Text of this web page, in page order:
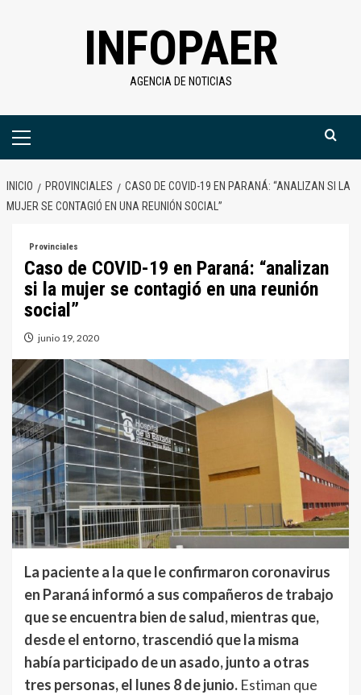
INFOPAER
AGENCIA DE NOTICIAS
Menú
INICIO PROVINCIALES
CASO DE COVID-19 EN PARANÁ: “ANALIZAN SI LA
MUJER SE CONTAGIÓ EN UNA REUNIÓN SOCIAL”
Provinciales
Caso de COVID-19 en Paraná: “analizan
si la mujer se contagió en una reunión
social”
junio 19, 2020
La paciente a la que le confirmaron coronavirus
en Paraná informó a sus compañeros de trabajo
que se encuentra bien de salud, mientras que,
desde el entorno, trascendió que la misma
había participado de un asado, junto a otras
tres personas, el lunes 8 de junio. Estiman que